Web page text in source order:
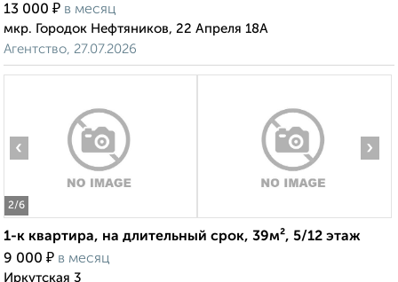
13 000 ₽ в месяц
мкр. Городок Нефтяников, 22 Апреля 18А
Агентство, 27.07.2026
2/6
‹ ›
1-к квартира, на длительный срок, 39м², 5/12 этаж
9 000 ₽ в месяц
Иркутская 3